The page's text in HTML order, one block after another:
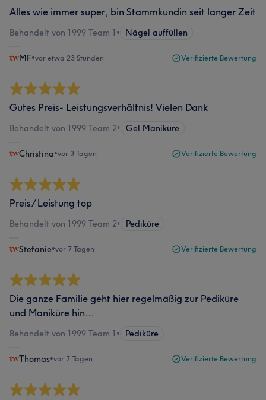
Alles wie immer super, bin Stammkundin seit langer Zeit
Behandelt von 1999 Team 1 • Nägel auffüllen
MF•vor etwa 23 Stunden Verifizierte Bewertung
Gutes Preis- Leistungsverhältnis! Vielen Dank
Behandelt von 1999 Team 2• Gel Maniküre
Christina•vor 3 Tagen Verifizierte Bewertung
Preis/ Leistung top
Behandelt von 1999 Team 2• Pediküre
Stefanie•vor 7 Tagen Verifizierte Bewertung
Die ganze Familie geht hier regelmäßig zur Pediküre
und Maniküre hin...
Behandelt von 1999 Team 1 • Pediküre
Thomas•vor 7 Tagen Verifizierte Bewertung